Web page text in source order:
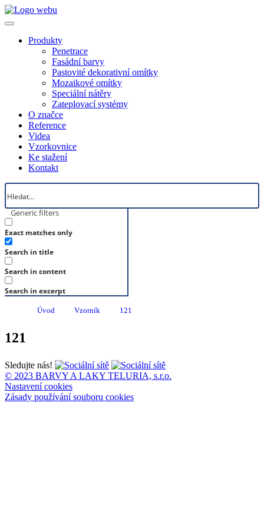
Produkty
Penetrace
Fasádní barvy
Pastovité dekorativní omítky
Mozaikové omítky
Speciální nátěry
Zateplovací systémy
O značce
Reference
Videa
Vzorkovnice
Ke stažení
Kontakt
Generic filters
Exact matches only
Search in title
Search in content
Search in excerpt
Úvod Vzorník 121
121
Sledujte nás!
© 2023 BARVY A LAKY TELURIA, s.r.o.
Nastavení cookies
Zásady používání souboru cookies